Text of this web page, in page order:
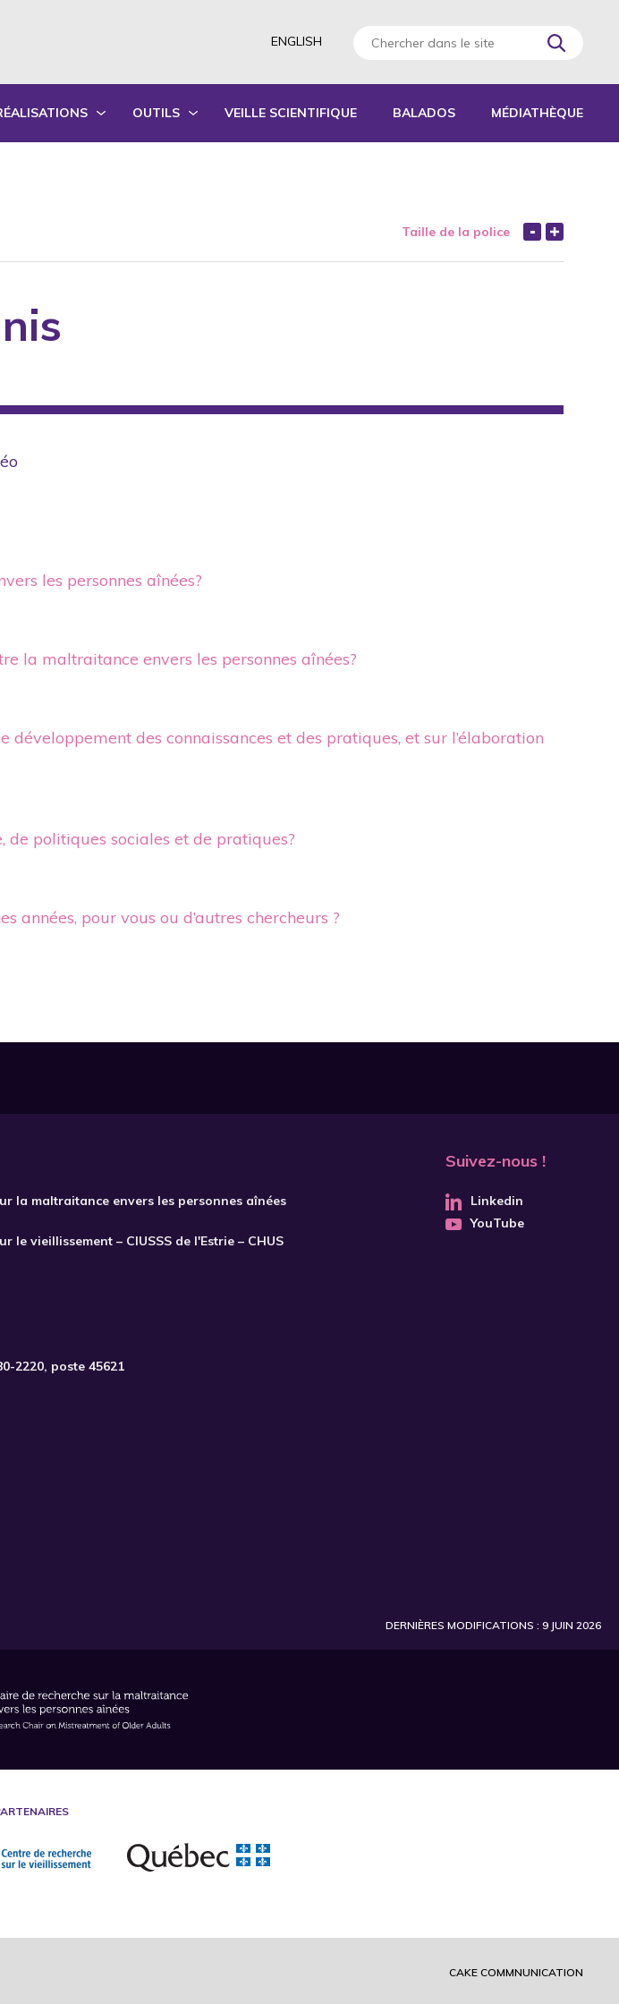
ENGLISH
OUTILS VEILLE SCIENTIFIQUE BALADOS MÉDIATHÈQUE
Taille de la police
les personnes aînées?
la maltraitance envers les personnes aînées?
des connaissances et des pratiques, et sur l’élaboration
de politiques sociales et de pratiques?
années, pour vous ou d’autres chercheurs ?
la maltraitance envers les personnes aînées
le vieillissement – CIUSSS de l'Estrie – CHUS
2220, poste 45621
Suivez-nous !
Linkedin
YouTube
DERNIÈRES MODIFICATIONS : 9 JUIN 2026
CAKE COMMNUNICATION